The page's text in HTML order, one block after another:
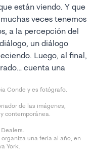
están viendo. Y que
veces tenemos
a la percepción del
un diálogo
Luego, al final,
cuenta una
Conde y es fotógrafo.
de las imágenes,
contemporánea.
una feria al año, en
York.